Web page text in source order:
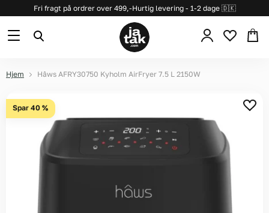
Fri fragt på ordrer over 499,-Hurtig levering - 1-2 dage 🇩🇰
Hjem Hâws AFRY30750 Kyholm AirFryer 7.5 L 2150W
Spar 40 %